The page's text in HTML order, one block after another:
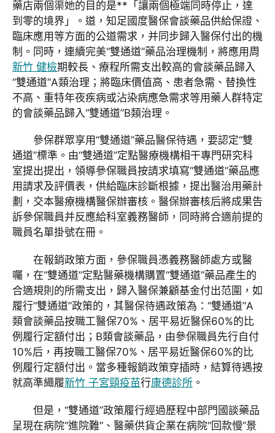
藥店兩個渠她的目的是**「讓兩個極端同時停止，達
到零的境界」。道，知足國度醫保會談藥品供給保證、
臨床應用等方面的公道需求，并同步歸入醫保付出的機
制。同時，連續完美“雙通道”藥品治理機制，將應用周
新竹 健檢期較長、療程所需支出較高的會談藥品歸入
“雙通道”A類治理；將臨床價值高、患者急需、替換性
不高、重特年夜疾病或沾染病應急需求等用藥人群特定
的會談藥品歸入“雙通道”B類治理。
參保群眾享用“雙通道”藥品醫保待遇，要認定“雙
通道”標準。由“雙通道”定點醫療機構相干專門研究科
室提出提出，領導參保職員按請求填寫“雙通道”藥品應
用請求及評價表，供給臨床診斷根據，提出醫治用藥計
劃，交本醫療機構醫保辦審核。醫保辦審核后將成果告
訴參保職員并反應給科室義務醫師，同時將合適前提的
職員名單掛號在冊。
在報銷政策方面，參保職員憑義務醫師處方或醫
囑，在“雙通道”定點醫藥機構購置“雙通道”藥品產生的
合適規則的所需支出，歸入醫保兼顧基金付出范圍，如
履行“雙通道”政策的，其醫保待遇政策為：“雙通道”A
類會談藥品按職工醫保70%、居平易近醫保60%的比
例履行定額付出；B類會談藥品，由參保職員先行自付
10%后，再按職工醫保70%、居平易近醫保60%的比
例履行定額付出。當多種報銷政策穿插時，結算待遇按
就高準繩履新竹 子宮頸疫苗行康德診所 。
但是，“雙通道”政策履行經過歷程中部門國談藥品
呈現在病院“進院難”、醫藥供貨企業在病院“回款慢”景